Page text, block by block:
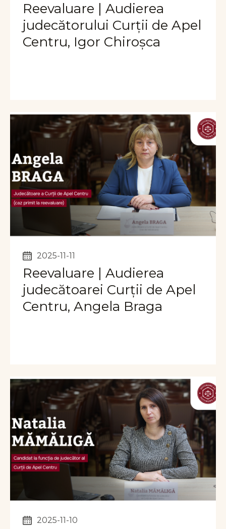
Reevaluare | Audierea
judecătorului Curții de Apel
Centru, Igor Chiroșca
2025-11-11
Reevaluare | Audierea
judecătoarei Curții de Apel
Centru, Angela Braga
2025-11-10